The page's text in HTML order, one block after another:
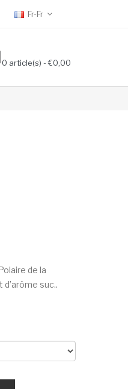
Fr-Fr
0 article(s) - €0,00
de la
suc..